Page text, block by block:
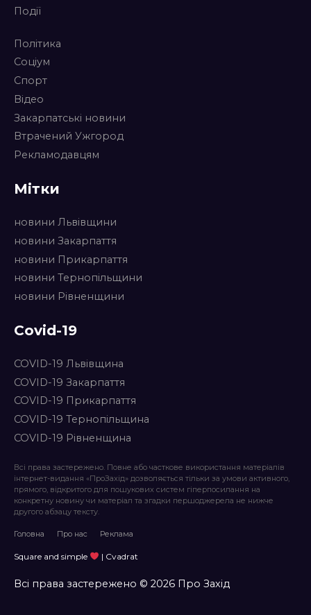
Події
Політика
Соціум
Спорт
Відео
Закарпатські новини
Втрачений Ужгород
Рекламодавцям
Мітки
новини Львівщини
новини Закарпаття
новини Прикарпаття
новини Тернопільщини
новини Рівненщини
Covid-19
COVID-19 Львівщина
COVID-19 Закарпаття
COVID-19 Прикарпаття
COVID-19 Тернопільщина
COVID-19 Рівненщина
Всі права застережено. Повне або часткове використання матеріалів
інтернет-видання «ПроЗахід» дозволяється тільки за умови активного,
прямого, відкритого для пошукових систем гіперпосилання на
конкретну новину чи матеріал та згадки першоджерела не нижче
другого абзацу тексту.
Головна Про нас Реклама
Square and simple | Cvadrat
Всі права застережено © 2026 Про Захід